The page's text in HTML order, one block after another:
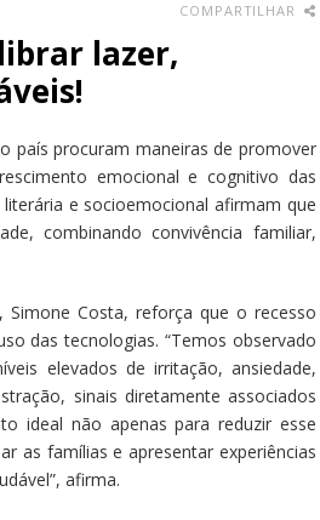
COMPARTILHAR
lazer,
país procuram maneiras de promover
emocional e cognitivo das
e socioemocional afirmam que
combinando convivência familiar,
, Simone Costa, reforça que o recesso
das tecnologias. “Temos observado
elevados de irritação, ansiedade,
sinais diretamente associados
ideal não apenas para reduzir esse
as famílias e apresentar experiências
afirma.